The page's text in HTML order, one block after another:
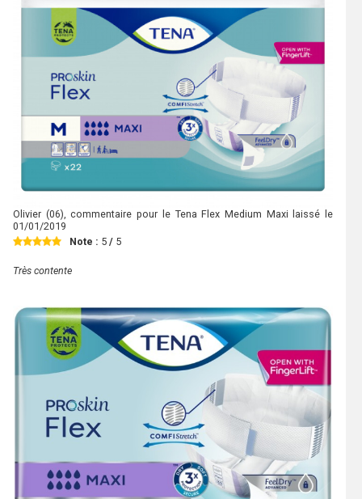
Olivier (06), commentaire pour le Tena Flex Medium Maxi laissé le
01/01/2019
Note : 5 / 5
Très contente